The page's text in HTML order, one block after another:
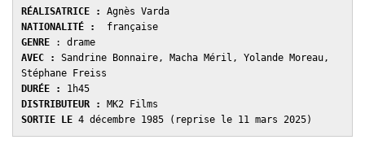
RÉALISATRICE :
Agnès Varda
NATIONALITÉ :
  française
GENRE
: drame
AVEC : Sandrine Bonnaire, Macha Méril, Yolande Moreau,
Stéphane Freiss
DURÉE : 1h45
DISTRIBUTEUR : MK2 Films
SORTIE LE 4 décembre 1985 (reprise le 11 mars 2025)